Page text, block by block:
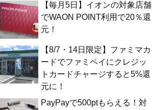
【毎月5日】イオンの対象店舗
でWAON POINT利用で20％還
元！
【8/7・14日限定】ファミマカ
ードでファミペイにクレジッ
トカードチャージすると5%還
元に！
PayPayで500ptもらえる！対